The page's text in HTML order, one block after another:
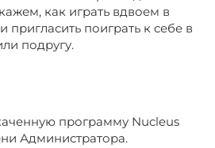
как играть вдвоем в
пригласить поиграть к себе в
подругу.
программу Nucleus
Администратора.